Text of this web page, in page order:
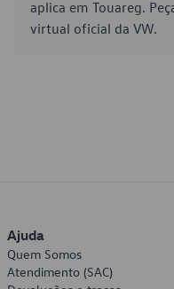
aplica em Touareg.
virtual oficial da VW.
Ajuda
Quem Somos
Atendimento (SAC)